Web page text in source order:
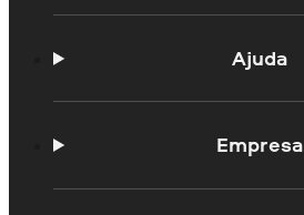
Produtos para Mac Ajuda
Portal de aprendizagem
Empresa